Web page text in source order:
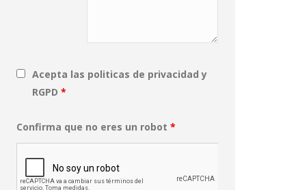
Acepta las politicas de privacidad y
RGPD *
Confirma que no eres un robot *